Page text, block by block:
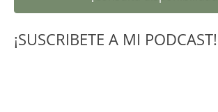
¡SUSCRIBETE A MI PODCAST!